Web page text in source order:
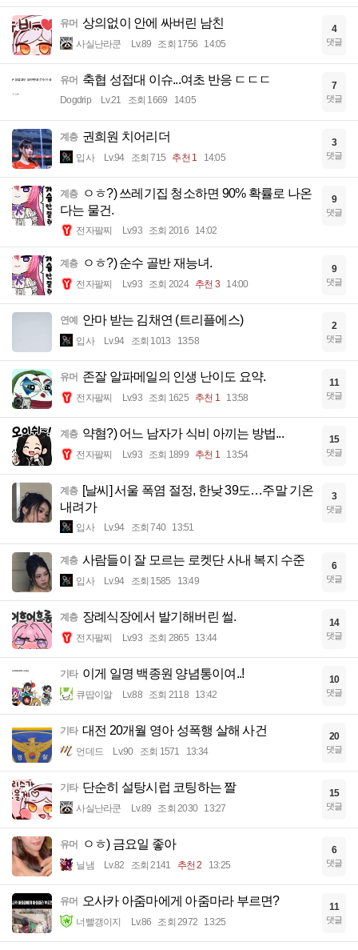
유머 상의없이 안에 싸버린 남친
사실난라쿤 Lv.89 조회 1756 14:05
4
댓글
유머 축협 성접대 이슈...여초 반응 ㄷㄷㄷ
Dogdrip Lv.21 조회 1669 14:05
7
댓글
계층 권희원 치어리더
입사 Lv.94 조회 715 추천 1 14:05
3
댓글
계층
ㅇㅎ?) 쓰레기집 청소하면 90% 확률로 나온
다는 물건.
전자팔찌 Lv.93 조회 2016 14:02
9
댓글
계층 ㅇㅎ?) 순수 골반 재능녀.
전자팔찌 Lv.93 조회 2024 추천 3 14:00
9
댓글
연예 안마 받는 김채연 (트리플에스)
입사 Lv.94 조회 1013 13:58
2
댓글
유머 존잘 알파메일의 인생 난이도 요약.
전자팔찌 Lv.93 조회 1625 추천 1 13:58
11
댓글
계층 약혐?) 어느 남자가 식비 아끼는 방법...
전자팔찌 Lv.93 조회 1899 추천 1 13:54
15
댓글
계층 [날씨] 서울 폭염 절정, 한낮 39도…주말 기온
내려가
입사 Lv.94 조회 740 13:51
3
댓글
계층 사람들이 잘 모르는 로켓단 사내 복지 수준
입사 Lv.94 조회 1585 13:49
6
댓글
계층 장례식장에서 발기해버린 썰.
전자팔찌 Lv.93 조회 2865 13:44
14
댓글
기타 이게 일명 백종원 양념통이여..!
큐땁이알 Lv.88 조회 2118 13:42
10
댓글
기타 대전 20개월 영아 성폭행 살해 사건
언데드 Lv.90 조회 1571 13:34
20
댓글
기타 단순히 설탕시럽 코팅하는 짤
사실난라쿤 Lv.89 조회 2030 13:27
15
댓글
유머 ㅇㅎ) 금요일 좋아
닐냄 Lv.82 조회 2141 추천 2 13:25
6
댓글
유머 오사카 아줌마에게 아줌마라 부르면?
너빨갱이지 Lv.86 조회 2972 13:25
11
댓글